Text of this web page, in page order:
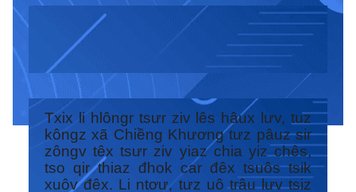
Txix li hlôngr tsưr ziv lês hâux lưv, tuz
kôngz xã Chiềng Khương tưz pâuz sir
zôngv têx tsưr ziv yiaz chia yiz chês,
tso qir thiaz đhok car đêx tsuôs tsik
xuôv đêx. Li ntơư, tưz uô trâu lưv tsiz